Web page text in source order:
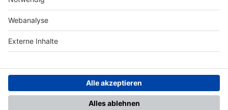
Nutzungsbedingungen Datenschutz Impressum